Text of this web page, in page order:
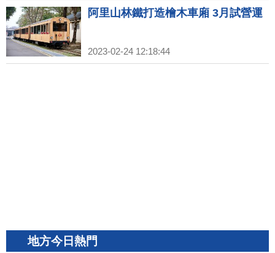
阿里山林鐵打造檜木車廂 3月試營運
2023-02-24 12:18:44
地方今日熱門